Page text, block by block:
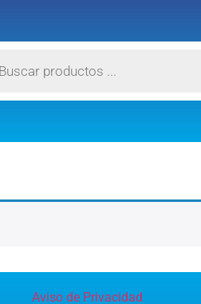
Aviso de Privacidad